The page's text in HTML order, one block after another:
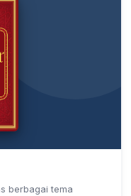
berbagai tema